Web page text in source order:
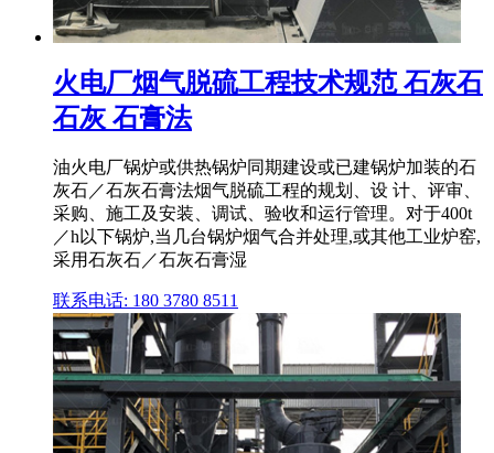
火电厂烟气脱硫工程技术规范 石灰石
石灰 石膏法
油火电厂锅炉或供热锅炉同期建设或已建锅炉加装的石
灰石／石灰石膏法烟气脱硫工程的规划、设 计、评审、
采购、施工及安装、调试、验收和运行管理。对于400t
／h以下锅炉,当几台锅炉烟气合并处理,或其他工业炉窑,
采用石灰石／石灰石膏湿
联系电话: 180 3780 8511